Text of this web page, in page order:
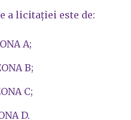
a licitației este de:
A;
B;
C;
D.